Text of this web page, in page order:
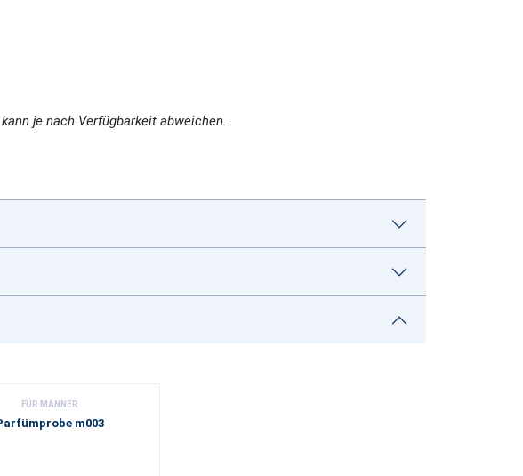
je nach Verfügbarkeit abweichen.
FÜR MÄNNER
m003